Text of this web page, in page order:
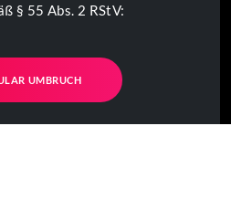
§ 55 Abs. 2 RStV:
UMBRUCH